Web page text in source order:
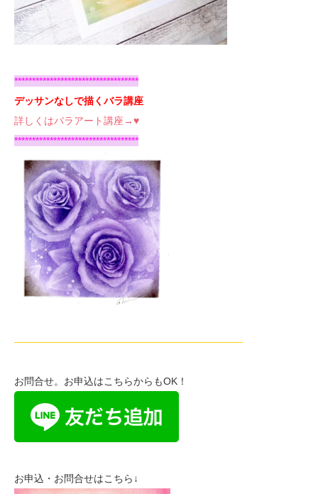
***********************************
デッサンなしで描くバラ講座
詳しくはバラアート講座→♥
***********************************
———————————————————————
お問合せ。お申込はこちらからもOK！
お申込・お問合せはこちら↓